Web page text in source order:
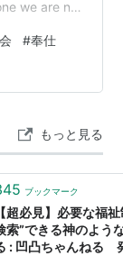
we are not
serve
diff…
#奉仕
もっと見る
ブックマーク
【超必見】必要な福
索”できる神のよう
: 凹凸ちゃんねる